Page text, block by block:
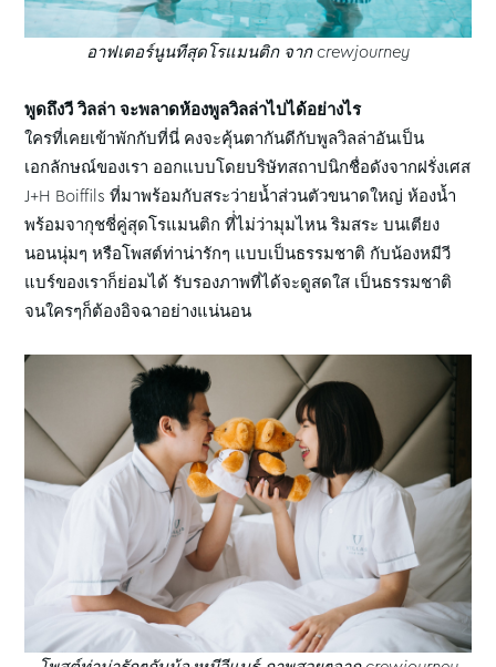
อาฟเตอร์นูนทีสุดโรแมนติก จาก crewjourney
พูดถึงวี วิลล่า จะพลาดห้องพูลวิลล่าไปได้อย่างไร
ใครที่เคยเข้าพักกับที่นี่ คงจะคุ้นตากันดีกับพูลวิลล่าอันเป็น
เอกลักษณ์ของเรา ออกแบบโดยบริษัทสถาปนิกชื่อดังจากฝรั่งเศส
J+H Boiffils ที่มาพร้อมกับสระว่ายน้ำส่วนตัวขนาดใหญ่ ห้องน้ำ
พร้อมจากุชชี่คู่สุดโรแมนติก ที่่ไม่ว่ามุมไหน ริมสระ บนเตียง
นอนนุ่มๆ หรือโพสต์ท่าน่ารักๆ แบบเป็นธรรมชาติ กับน้องหมีวี
แบร์ของเราก็ย่อมได้ รับรองภาพที่ได้จะดูสดใส เป็นธรรมชาติ
จนใครๆก็ต้องอิจฉาอย่างแน่นอน